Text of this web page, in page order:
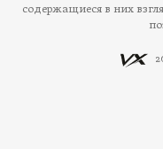
содержащиеся в них